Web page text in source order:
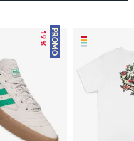
PROMO
– 19 %